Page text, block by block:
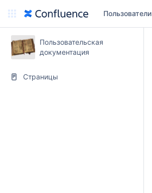
Пользователи
Пользовательская
документация
Страницы